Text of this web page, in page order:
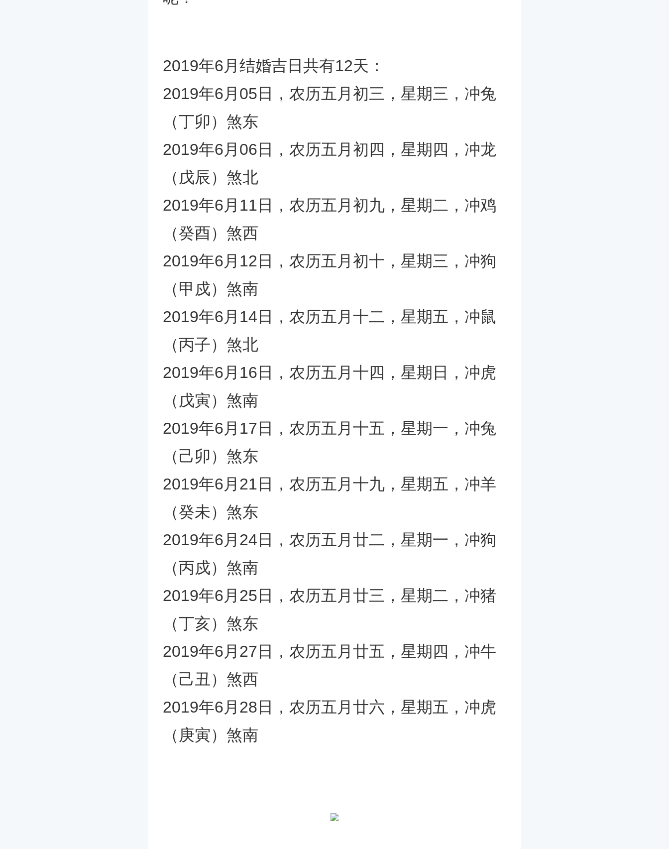
2019年6月结婚吉日共有12天：
2019年6月05日，农历五月初三，星期三，冲兔
（丁卯）煞东
2019年6月06日，农历五月初四，星期四，冲龙
（戊辰）煞北
2019年6月11日，农历五月初九，星期二，冲鸡
（癸酉）煞西
2019年6月12日，农历五月初十，星期三，冲狗
（甲戍）煞南
2019年6月14日，农历五月十二，星期五，冲鼠
（丙子）煞北
2019年6月16日，农历五月十四，星期日，冲虎
（戊寅）煞南
2019年6月17日，农历五月十五，星期一，冲兔
（己卯）煞东
2019年6月21日，农历五月十九，星期五，冲羊
（癸未）煞东
2019年6月24日，农历五月廿二，星期一，冲狗
（丙戍）煞南
2019年6月25日，农历五月廿三，星期二，冲猪
（丁亥）煞东
2019年6月27日，农历五月廿五，星期四，冲牛
（己丑）煞西
2019年6月28日，农历五月廿六，星期五，冲虎
（庚寅）煞南